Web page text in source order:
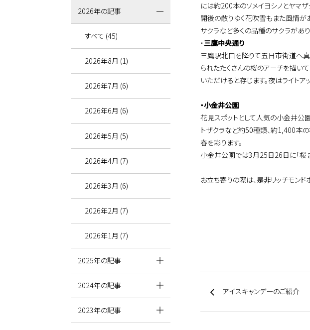
には約200本のソメイヨシノとヤマ
開後の散りゆく花吹雪もまた風情が
サクラなど多くの品種のサクラがあ
・三鷹中央通り
三鷹駅北口を降りて五日市街道へ
られたたくさんの桜のアーチを描い
いただけると存じます。夜はライトア
・小金井公園
花見スポットとして人気の小金井公
トザクラなど約50種類、約1,400本
春を彩ります。
小金井公園では3月25日26日に「桜
お立ち寄りの際は、是非リッチモン
アイスキャンデーのご紹介
2026年の記事
すべて (45)
2026年8月 (1)
2026年7月 (6)
2026年6月 (6)
2026年5月 (5)
2026年4月 (7)
2026年3月 (6)
2026年2月 (7)
2026年1月 (7)
2025年の記事
2024年の記事
2023年の記事